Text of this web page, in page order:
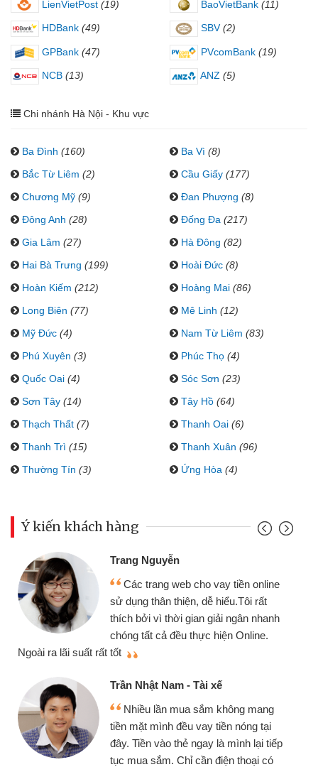
LienVietPost (19) BaoVietBank (11)
HDBank (49) SBV (2)
GPBank (47) PVcomBank (19)
NCB (13) ANZ (5)
Chi nhánh Hà Nội - Khu vực
Ba Đình (160) Ba Vì (8)
Bắc Từ Liêm (2) Cầu Giấy (177)
Chương Mỹ (9) Đan Phượng (8)
Đông Anh (28) Đống Đa (217)
Gia Lâm (27) Hà Đông (82)
Hai Bà Trưng (199) Hoài Đức (8)
Hoàn Kiếm (212) Hoàng Mai (86)
Long Biên (77) Mê Linh (12)
Mỹ Đức (4) Nam Từ Liêm (83)
Phú Xuyên (3) Phúc Thọ (4)
Quốc Oai (4) Sóc Sơn (23)
Sơn Tây (14) Tây Hồ (64)
Thạch Thất (7) Thanh Oai (6)
Thanh Trì (15) Thanh Xuân (96)
Thường Tín (3) Ứng Hòa (4)
Ý kiến khách hàng
trang web cho vay tiền online
thân thiện, dễ hiểu.Tôi rất
vì thời gian giải ngân nhanh
cả đều thực hiện Online.
Nam - Tài xế
lần mua sắm không mang
mình đều vay tiền nóng tại
vào thẻ ngay là mình lại tiếp
sắm. Chỉ cần điện thoại có
chiếc xe
nhiều lúc
đến website
đã giải